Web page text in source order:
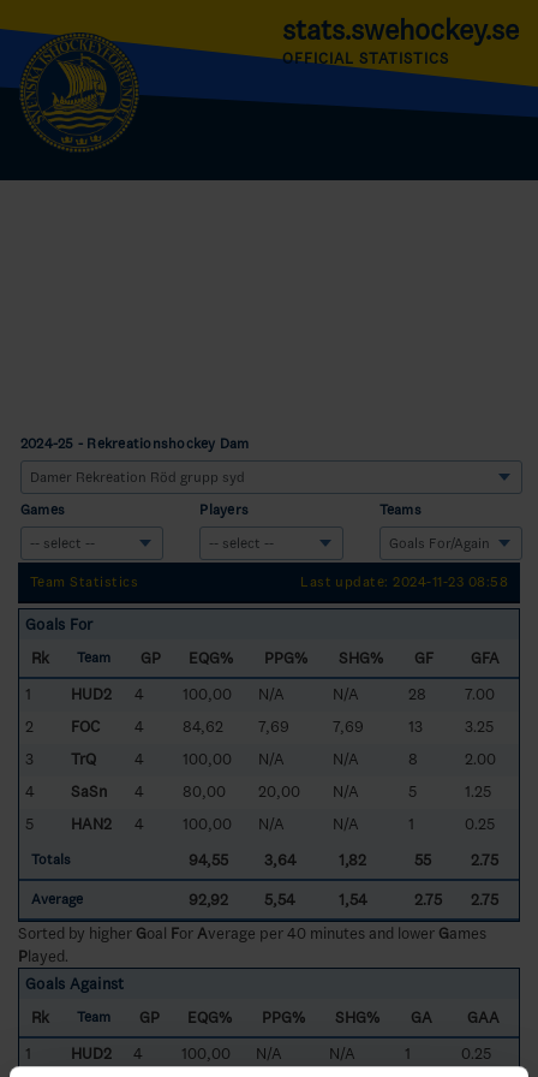
stats.swehockey.se
OFFICIAL STATISTICS
2024-25 - Rekreationshockey Dam
Games Players Teams
Team Statistics Last update: 2024-11-23 08:58
Goals For
Rk
Team GP EQG% PPG% SHG% GF
GFA
1
HUD2 4 100,00 N/A N/A 28
7.00
2
FOC 4 84,62 7,69 7,69 13
3.25
3
TrQ 4 100,00 N/A N/A 8
2.00
4
SaSn 4 80,00 20,00 N/A 5
1.25
5
HAN2 4 100,00 N/A N/A 1 0.25
Totals 94,55 3,64 1,82 55 2.75
Average 92,92 5,54 1,54 2.75
2.75
Sorted by higher Goal For Average per 40 minutes and lower Games
Played.
Goals Against
Rk
Team GP EQG% PPG% SHG% GA
GAA
1
HUD2 4 100,00 N/A N/A 1
0.25